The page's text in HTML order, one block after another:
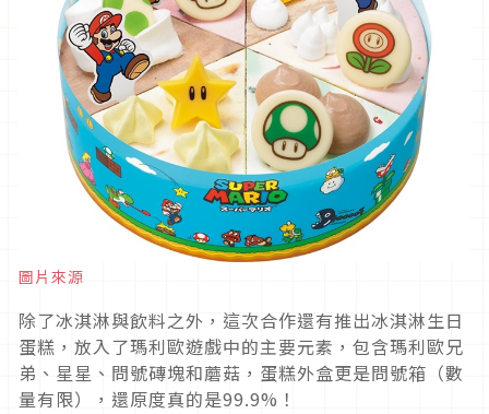
圖片來源
除了冰淇淋與飲料之外，這次合作還有推出冰淇淋生日
蛋糕，放入了瑪利歐遊戲中的主要元素，包含瑪利歐兄
弟、星星、問號磚塊和蘑菇，蛋糕外盒更是問號箱（數
量有限），還原度真的是99.9%！